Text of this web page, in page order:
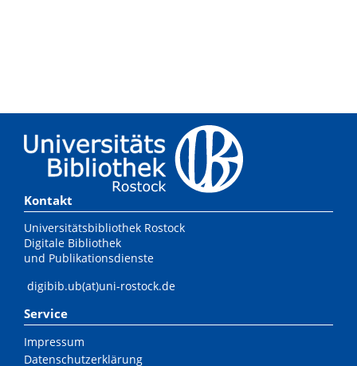
Kontakt
Universitätsbibliothek Rostock
Digitale Bibliothek
und Publikationsdienste
digibib.ub(at)uni-rostock.de
Service
Impressum
Datenschutzerklärung